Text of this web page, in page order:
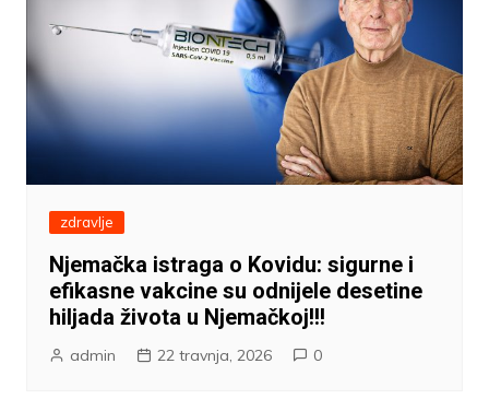
zdravlje
Njemačka istraga o Kovidu: sigurne i
efikasne vakcine su odnijele desetine
hiljada života u Njemačkoj!!!
admin 22 travnja, 2026 0